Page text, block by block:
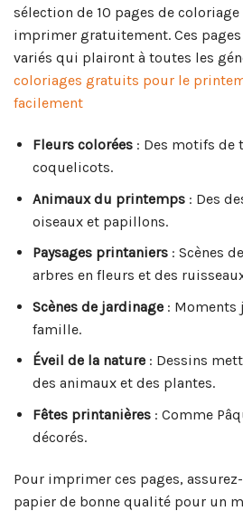
sélection de 10 pages de
imprimer gratuitement. Ces
variés qui plairont à toutes les
coloriages gratuits pour le
facilement
Fleurs colorées: Des motifs de
coquelicots.
Animaux du printemps: Des
oiseaux et papillons.
Paysages printaniers: Scènes
arbres en fleurs et des
Scènes de jardinage: Moments
famille.
Éveil de la nature: Dessins
des animaux et des plantes.
Fêtes printanières: Comme
décorés.
Pour imprimer ces pages,
papier de bonne qualité pour un